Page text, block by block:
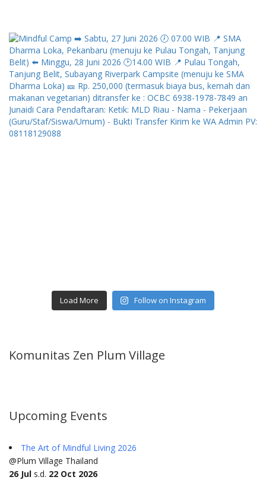
Load More Follow on Instagram
Komunitas Zen Plum Village
Upcoming Events
The Art of Mindful Living 2026
@Plum Village Thailand
26 Jul s.d. 22 Oct 2026